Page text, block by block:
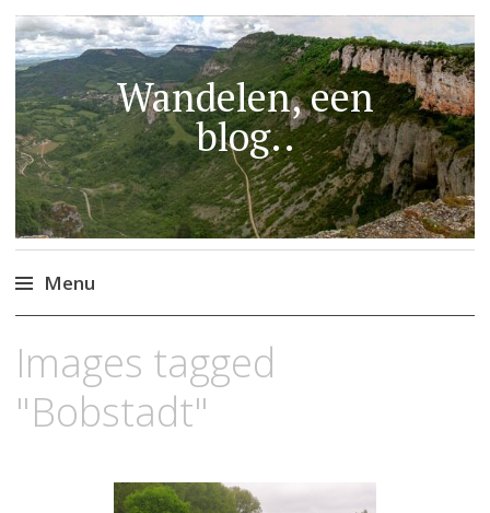
Wandelen, een
blog..
Menu
de
springen
Images tagged
"Bobstadt"